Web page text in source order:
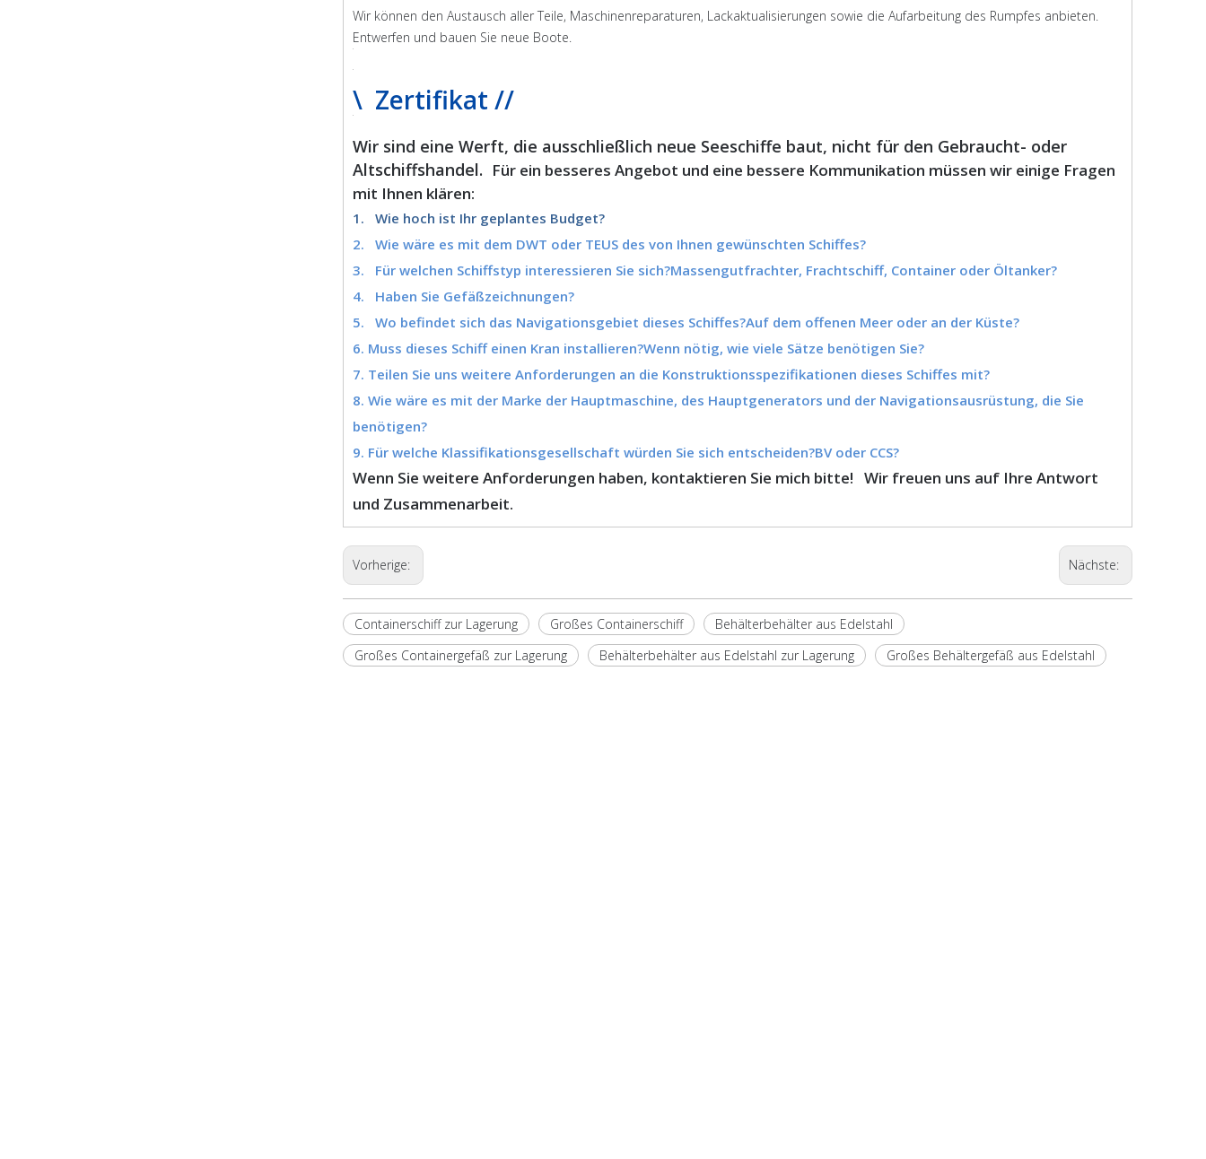
Wir können den Austausch aller Teile, Maschinenreparaturen, Lackaktualisierungen sowie die Aufarbeitung des Rumpfes anbieten.
Entwerfen und bauen Sie neue Boote.
\ Zertifikat //
Wir sind eine Werft, die ausschließlich neue Seeschiffe baut, nicht für den Gebraucht- oder
Altschiffshandel. Für ein besseres Angebot und eine bessere Kommunikation müssen wir einige Fragen
mit Ihnen klären:
1. Wie hoch ist Ihr geplantes Budget?
2. Wie wäre es mit dem DWT oder TEUS des von Ihnen gewünschten Schiffes?
3. Für welchen Schiffstyp interessieren Sie sich?Massengutfrachter, Frachtschiff, Container oder Öltanker?
4. Haben Sie Gefäßzeichnungen?
5. Wo befindet sich das Navigationsgebiet dieses Schiffes?Auf dem offenen Meer oder an der Küste?
6. Muss dieses Schiff einen Kran installieren?Wenn nötig, wie viele Sätze benötigen Sie?
7. Teilen Sie uns weitere Anforderungen an die Konstruktionsspezifikationen dieses Schiffes mit?
8. Wie wäre es mit der Marke der Hauptmaschine, des Hauptgenerators und der Navigationsausrüstung, die Sie
benötigen?
9. Für welche Klassifikationsgesellschaft würden Sie sich entscheiden?BV oder CCS?
Wenn Sie weitere Anforderungen haben, kontaktieren Sie mich bitte! Wir freuen uns auf Ihre Antwort
und Zusammenarbeit.
Vorherige: Nächste:
Containerschiff zur Lagerung Großes Containerschiff
Behälterbehälter aus Edelstahl
Großes Containergefäß zur Lagerung
Behälterbehälter aus Edelstahl zur Lagerung Großes Behältergefäß aus Edelstahl